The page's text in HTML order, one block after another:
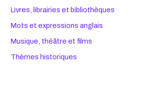
Livres, librairies et bibliothèques
Mots et expressions anglais
Musique, théâtre et films
Thèmes historiques